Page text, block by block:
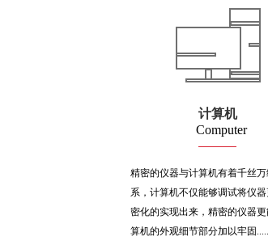
计算机
Computer
精密的仪器与计算机有着千丝
系，计算机不仅能够调试将仪
密化的实现出来，精密的仪器
算机的外观细节部分加以牢固